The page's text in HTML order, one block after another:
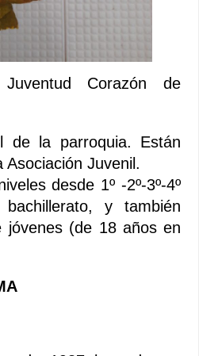
Corazón de
de la parroquia. Están
Juvenil.
desde 1º -2º-3º-4º
y también
jóvenes (de 18 años en